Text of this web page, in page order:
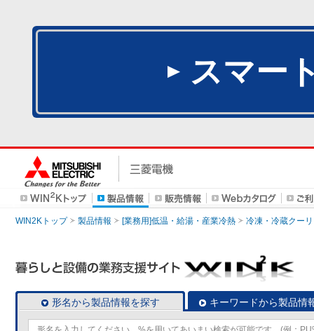
スマー
WIN2Kトップ 製品情報 [業務用]低温・給湯・産業冷熱 冷凍・冷蔵クー
形名から製品情報を探す キーワードから製品情